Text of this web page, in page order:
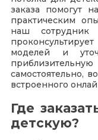
заказа помогут
практическим
наш сотрудник
моделей и
самостоятельно,
встроенного
Где
детскую?